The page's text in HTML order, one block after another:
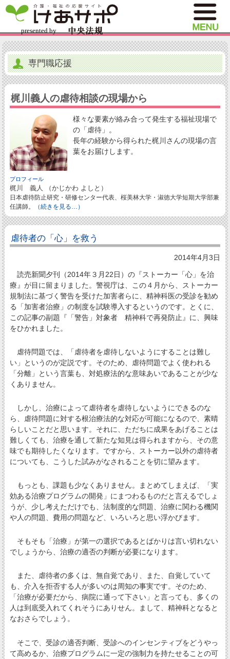
専門職応援
梶川義人の虐待相談の現場から
様々な要素が絡み合って発生する福祉現場で
の「虐待」。
長年の経験から得られた梶川さんの現場の言
葉をお届けします。
プロフィール
梶川 義人 （かじかわ よしと）
日本虐待防止研究・研修センター代表、桜美林大学・淑徳大学短期大学部兼
任講師。
（続きを見る…）
虐待者の「心」を救う
2014年4月3日
読売新聞夕刊（2014年３月22日）の『ストーカー「心」を治
療』が目に留まりました。警視庁は、この４月から、ストーカー
規制法に基づく警告を受けた加害者らに、精神科医の受診を勧め
る「加害者治療」の制度を試験導入するというのです。とくに、
この記事の副題『「警告」対象者 精神科で再発防止』に、興味
をひかれました。
虐待問題では、「虐待者を虐待しないようにすることは難し
い」というのが定説です。そのため、虐待問題でよく使われる
「分離」という言葉も、対処療法的な意味あいであることが少な
くありません。
しかし、治療によって虐待者を虐待しないようにできるのな
ら、虐待問題に対する根治療法的な対応が可能になるので、素晴
らしいことだと思います。それに、ただちに成果をあげることは
難しくても、治療を通して新たな知見は得られますから、その意
味でも期待したくなります。ですから、ストーカー以外の虐待者
についても、こうした試みがなされることを切に望みます。
もっとも、課題も少なくありません。まとめてしまえば、「実
効ある治療プログラムの開発」にまつわるものだと言えるでしょ
うが、少し考えただけでも、法制度的な問題、治療に関わる機関
や人の問題、費用の問題など、いろいろと思い浮かびます。
そもそも「治療」が第一の選択であるとばかりは言い切れない
でしょうから、治療の適否の判断が必要になります。
また、虐待者の多くは、無自覚であり、また、自覚していて
も、介入を拒否する人が多いのは周知の事実です。そのため、
「治療が必要だから、病院に通って下さい」と言っても、多くの
人は到底受入れてくれそうにありせん。まして、精神科となると
なおさらでしょう。
そこで、受診の適否判断、受診へのインセンティブをどうやっ
て高めるか、治療プログラムに一定の強制力を持たせることの可